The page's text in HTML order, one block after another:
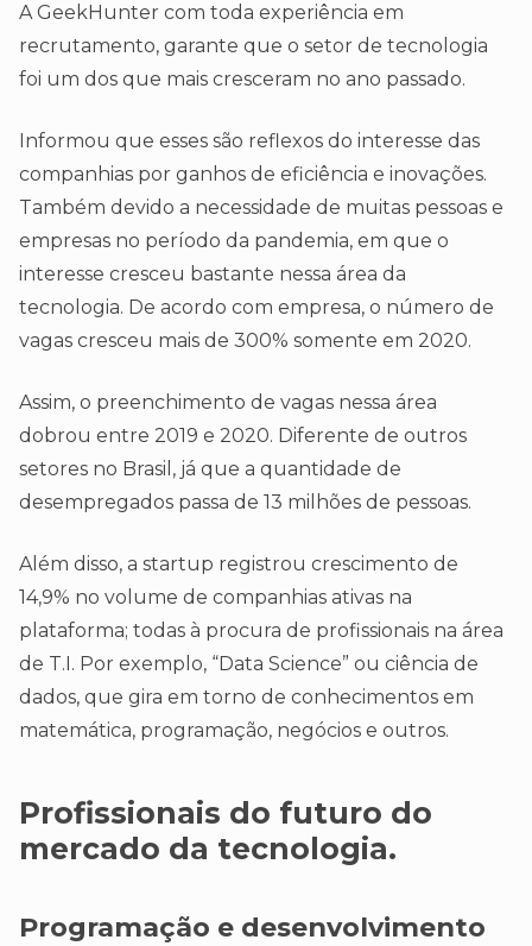
A GeekHunter com toda experiência em
recrutamento, garante que o setor de tecnologia
foi um dos que mais cresceram no ano passado.
Informou que esses são reflexos do interesse das
companhias por ganhos de eficiência e inovações.
Também devido a necessidade de muitas pessoas e
empresas no período da pandemia, em que o
interesse cresceu bastante nessa área da
tecnologia. De acordo com empresa, o número de
vagas cresceu mais de 300% somente em 2020.
Assim, o preenchimento de vagas nessa área
dobrou entre 2019 e 2020. Diferente de outros
setores no Brasil, já que a quantidade de
desempregados passa de 13 milhões de pessoas.
Além disso, a startup registrou crescimento de
14,9% no volume de companhias ativas na
plataforma; todas à procura de profissionais na área
de T.I. Por exemplo, “Data Science” ou ciência de
dados, que gira em torno de conhecimentos em
matemática, programação, negócios e outros.
Profissionais do futuro do
mercado da tecnologia.
Programação e desenvolvimento